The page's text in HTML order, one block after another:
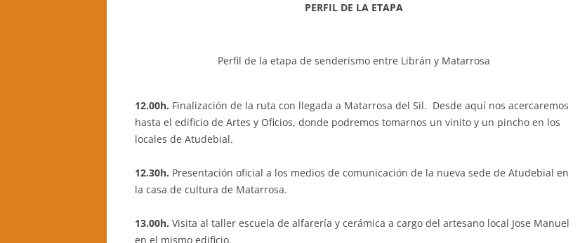
PERFIL DE LA ETAPA
Perfil de la etapa de senderismo entre Librán y Matarrosa
12.00h. Finalización de la ruta con llegada a Matarrosa del Sil. Desde aquí nos acercaremos
hasta el edificio de Artes y Oficios, donde podremos tomarnos un vinito y un pincho en los
locales de Atudebial.
12.30h. Presentación oficial a los medios de comunicación de la nueva sede de Atudebial en
la casa de cultura de Matarrosa.
13.00h. Visita al taller escuela de alfarería y cerámica a cargo del artesano local Jose Manuel
en el mismo edificio.